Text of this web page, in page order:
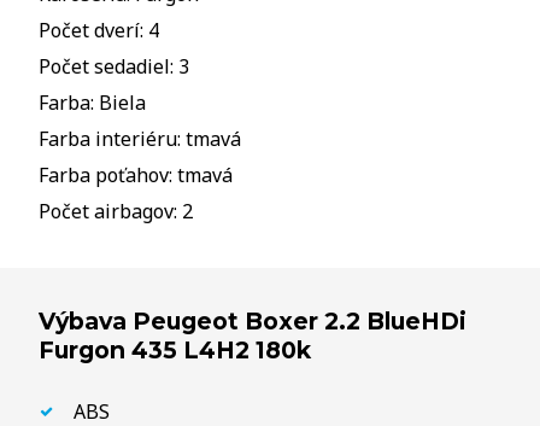
Počet dverí: 4
Počet sedadiel: 3
Farba: Biela
Farba interiéru: tmavá
Farba poťahov: tmavá
Počet airbagov: 2
Výbava Peugeot Boxer 2.2 BlueHDi
Furgon 435 L4H2 180k
ABS